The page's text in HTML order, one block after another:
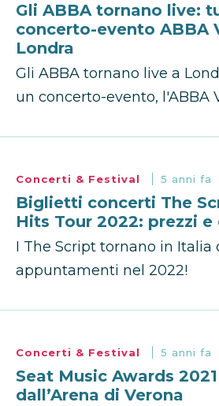
Gli ABBA tornano live:
concerto-evento ABBA
Londra
Gli ABBA tornano live a
un concerto-evento, l'ABBA
Concerti & Festival 5 anni fa
Biglietti concerti The
Hits Tour 2022: prezzi e
I The Script tornano in Italia
appuntamenti nel 2022!
Concerti & Festival 5 anni fa
Seat Music Awards
dall’Arena di Verona